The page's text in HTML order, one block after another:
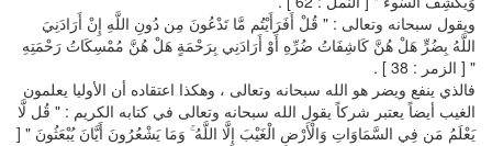
ويقول سبحانه وتعالى : " قُلْ أَفَرَأَيْتُم مَّا تَدْعُونَ مِن دُونِ اللَّهِ إِنْ أَرَادَنِيَ
اللَّهُ بِضُرٍّ هَلْ هُنَّ كَاشِفَاتُ ضُرِّهِ أَوْ أَرَادَنِي بِرَحْمَةٍ هَلْ هُنَّ مُمْسِكَاتُ رَحْمَتِهِ
" [ الزمر : 38 ] .
فالذي ينفع ويضر هو الله سبحانه وتعالى ، وهكذا اعتقاده أن الأوليا يعلمون
الغيب أيضاً يعتبر شركاً يقول الله سبحانه وتعالى في كتابه الكريم : " قُل لَّا
يَعْلَمُ مَن فِي السَّمَاوَاتِ وَالْأَرْضِ الْغَيْبَ إِلَّا اللَّهُ ۚ وَمَا يَشْعُرُونَ أَيَّانَ يُبْعَثُونَ " [